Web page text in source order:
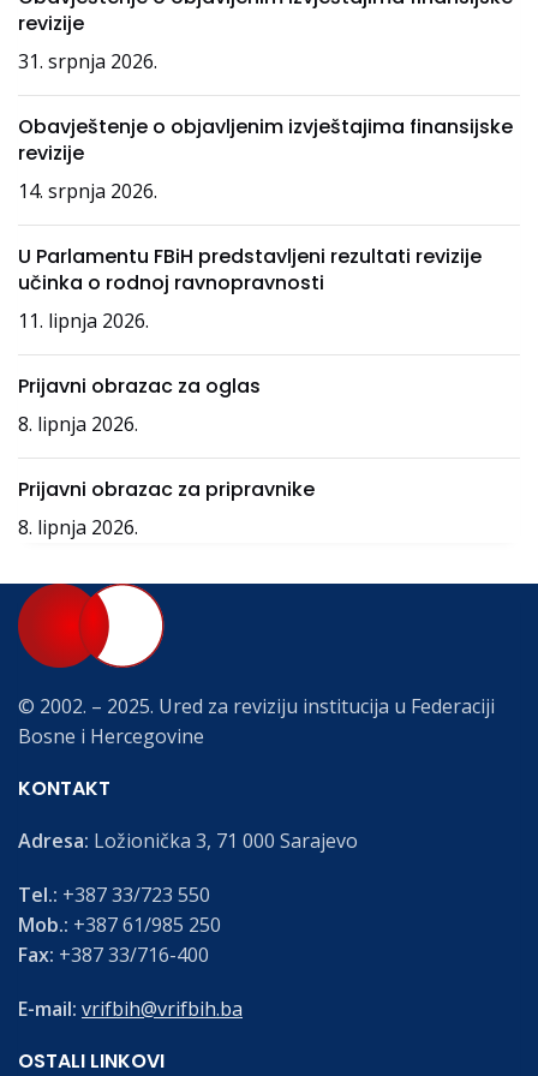
revizije
31. srpnja 2026.
Obavještenje o objavljenim izvještajima finansijske
revizije
14. srpnja 2026.
U Parlamentu FBiH predstavljeni rezultati revizije
učinka o rodnoj ravnopravnosti
11. lipnja 2026.
Prijavni obrazac za oglas
8. lipnja 2026.
Prijavni obrazac za pripravnike
8. lipnja 2026.
© 2002. – 2025. Ured za reviziju institucija u Federaciji
Bosne i Hercegovine
KONTAKT
Adresa: Ložionička 3, 71 000 Sarajevo
Tel.: +387 33/723 550
Mob.: +387 61/985 250
Fax: +387 33/716-400
E-mail: vrifbih@vrifbih.ba
OSTALI LINKOVI